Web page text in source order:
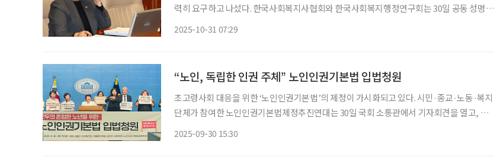
력히 요구하고 나섰다. 한국사회복지사협회와 한국사회복지행정연구회는 30일 공동 성명을
2025-10-31 07:29
“노인, 독립한 인권 주체” 노인인권기본법 입법청원
초고령사회 대응을 위한 ‘노인인권기본법’의 제정이 가시화되고 있다. 시민·종교·노동·복지
단체가 참여한 노인인권기본법제정추진연대는 30일 국회 소통관에서 기자회견을 열고, 남
2025-09-30 15:30